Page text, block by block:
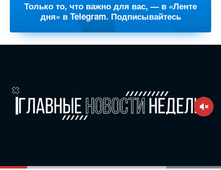
Только то, что важно для вас, — в «Ленте
дня» в Telegram. Подписывайтесь